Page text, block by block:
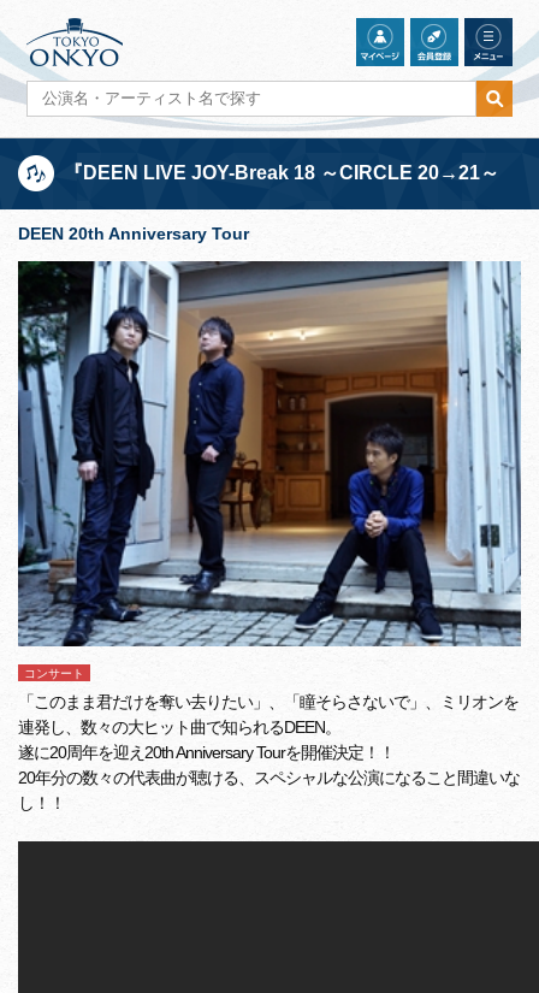
『DEEN LIVE JOY-Break 18 ～CIRCLE 20→21～
DEEN 20th Anniversary Tour
コンサート
「このまま君だけを奪い去りたい」、「瞳そらさないで」、ミリオンを
連発し、数々の大ヒット曲で知られるDEEN。
遂に20周年を迎え20th Anniversary Tourを開催決定！！
20年分の数々の代表曲が聴ける、スペシャルな公演になること間違いな
し！！